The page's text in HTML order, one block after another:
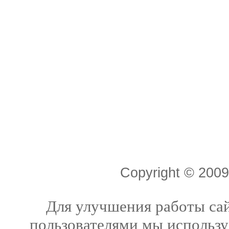
Copyright ©
Для улучшения работы
пользователями мы